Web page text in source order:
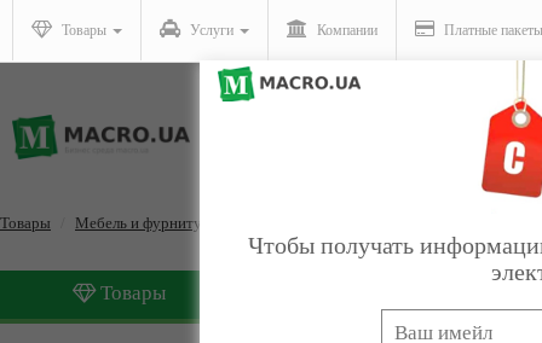
Товары Услуги Компании Платные пакеты
Товары Мебель и фурнитура
Товары
Чтобы получать